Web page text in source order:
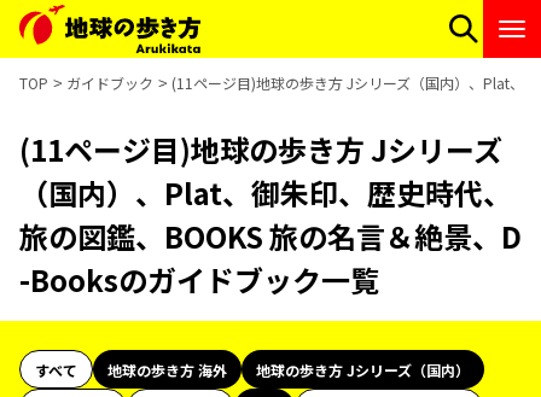
TOP ガイドブック (11ページ目)地球の歩き方 Jシリーズ（国内）、Plat、
(11ページ目)地球の歩き方 Jシリーズ
（国内）、Plat、御朱印、歴史時代、
旅の図鑑、BOOKS 旅の名言＆絶景、D
-Booksのガイドブック一覧
すべて 地球の歩き方 海外
地球の歩き方 Jシリーズ（国内）